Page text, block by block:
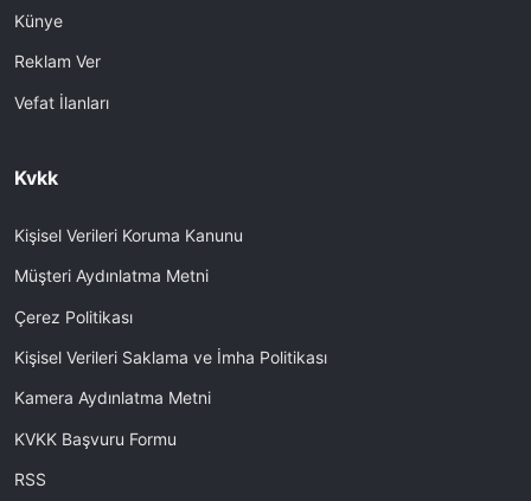
Künye
Reklam Ver
Vefat İlanları
Kvkk
Kişisel Verileri Koruma Kanunu
Müşteri Aydınlatma Metni
Çerez Politikası
Kişisel Verileri Saklama ve İmha Politikası
Kamera Aydınlatma Metni
KVKK Başvuru Formu
RSS